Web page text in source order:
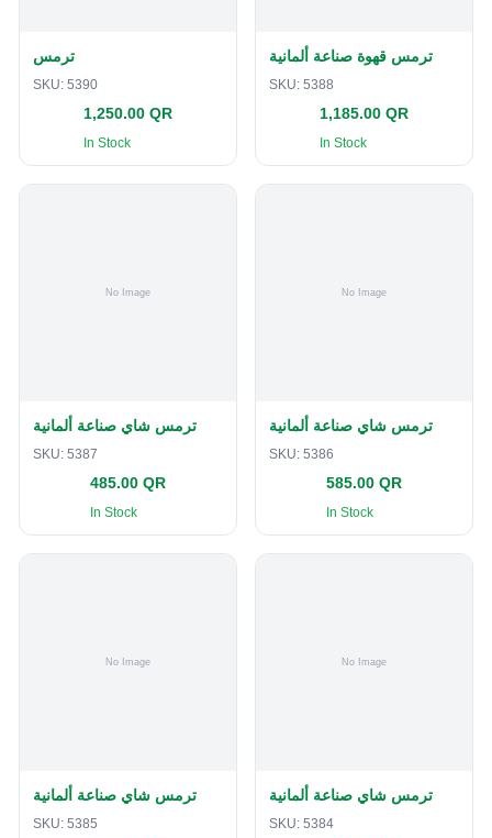
ترمس
SKU: 5390
1,250.00 QR
In Stock
ترمس قهوة صناعة ألمانية
SKU: 5388
1,185.00 QR
In Stock
ترمس شاي صناعة ألمانية
SKU: 5387
485.00 QR
In Stock
ترمس شاي صناعة ألمانية
SKU: 5386
585.00 QR
In Stock
ترمس شاي صناعة ألمانية
SKU: 5385
ترمس شاي صناعة ألمانية
SKU: 5384